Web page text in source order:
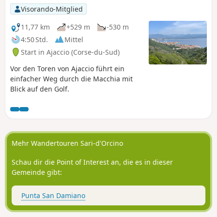
Visorando-Mitglied
11,77 km
+529 m
-530 m
4:50 Std.
Mittel
Start in Ajaccio (Corse-du-Sud)
Vor den Toren von Ajaccio führt ein
einfacher Weg durch die Macchia mit
Blick auf den Golf.
Mehr Wandertouren Sari-d'Orcino
Schau dir die Point of Interest an, die es in dieser
Gemeinde gibt:
Punta San Damiano